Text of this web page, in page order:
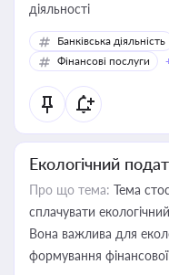
діяльності
Банківська діяльність
Фінансові послуги
Екологічний
Про що тема: Тема
сплачувати
Вона важлива для
формування